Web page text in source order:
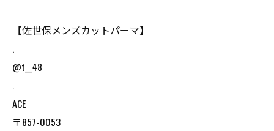
【佐世保メンズカットパーマ】
.
@t__48
.
ACE
〒857-0053